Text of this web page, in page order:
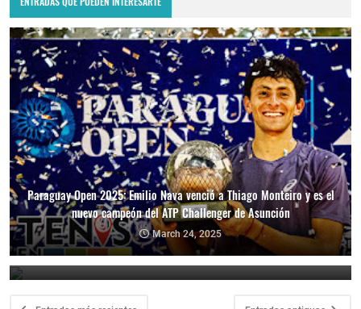
Paraguay Open 2025: Emilio Nava venció a Thiago Monteiro y es el
nuevo campeón del ATP Challenger de Asunción
March 24, 2025
Paraguay Open 2025: Thiago Monteiro vs. Emilio Nava por el título
en el ATP Challenger de Asunción
March 23, 2025